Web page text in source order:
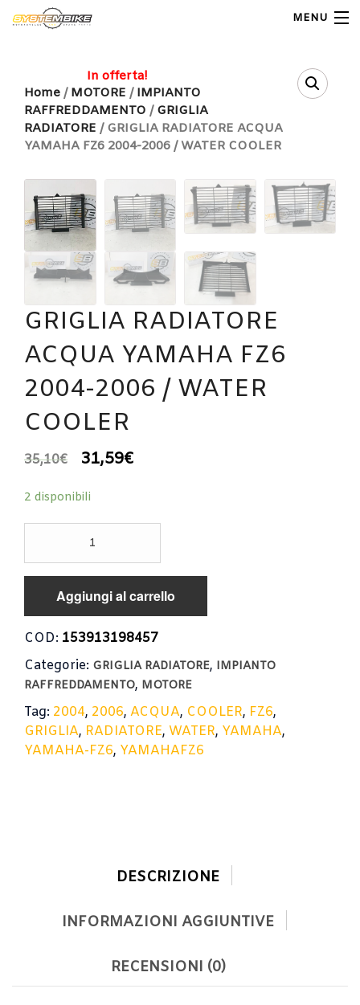
MENU
Home
Shop Moto
Shop Ricambi
Note Generali
Carrello
Home / MOTORE / IMPIANTO
RAFFREDDAMENTO / GRIGLIA
RADIATORE / GRIGLIA RADIATORE ACQUA
YAMAHA FZ6 2004-2006 / WATER COOLER
In offerta!
GRIGLIA RADIATORE
ACQUA YAMAHA FZ6
2004-2006 / WATER
COOLER
35,10€ 31,59€
2 disponibili
ACQUA
YAMAHA
2004-
2006
WATER
COOLER
Aggiungi al carrello
COD: 153913198457
Categorie: GRIGLIA RADIATORE, IMPIANTO
RAFFREDDAMENTO, MOTORE
Tag: 2004, 2006, ACQUA, COOLER, FZ6,
GRIGLIA, RADIATORE, WATER, YAMAHA,
YAMAHA-FZ6, YAMAHAFZ6
DESCRIZIONE
INFORMAZIONI AGGIUNTIVE
RECENSIONI (0)